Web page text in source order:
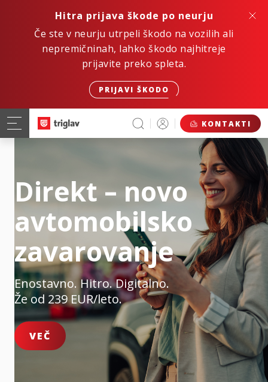
Hitra prijava škode po neurju
Če ste v neurju utrpeli škodo na vozilih ali
nepremičninah, lahko škodo najhitreje
prijavite preko spleta.
PRIJAVI ŠKODO
KONTAKTI
Direkt – novo
avtomobilsko
zavarovanje
Enostavno. Hitro. Digitalno.
Že od 239 EUR/leto.
VEČ